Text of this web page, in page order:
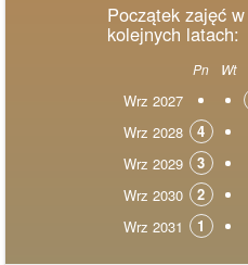
Początek zajęć
kolejnych latach:
Pn Wt
Wrz 2027
Wrz 2028
4
Wrz 2029
3
Wrz 2030
2
Wrz 2031
1